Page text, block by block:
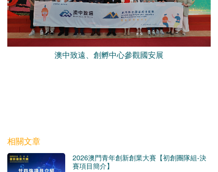
澳中致遠、創孵中心參觀國安展
相關文章
2026澳門青年創新創業大賽【初創團隊組-決
賽項目簡介】